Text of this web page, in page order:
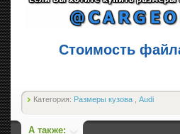
Стоимость
Категория: Размеры кузова Audi
А также: